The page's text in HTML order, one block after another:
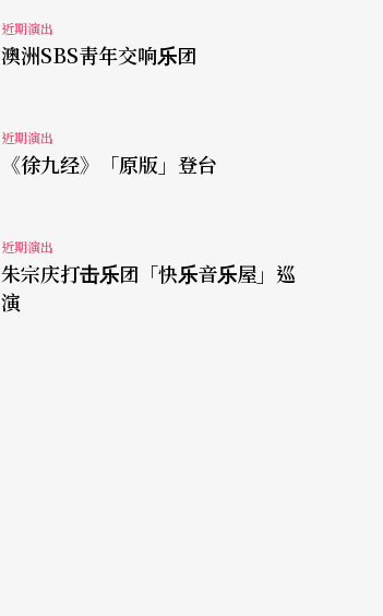
近期演出
澳洲SBS靑年交响乐团
近期演出
《徐九经》「原版」登台
近期演出
朱宗庆打击乐团「快乐音乐屋」巡
演